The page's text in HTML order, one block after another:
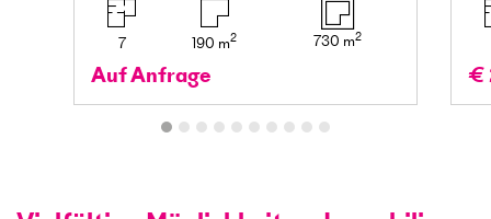
7 190 m2 730 m2
Auf Anfrage €